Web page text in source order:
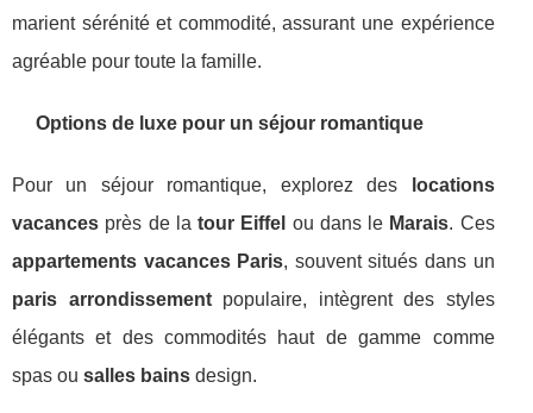
marient sérénité et commodité, assurant une expérience
agréable pour toute la famille.
Options de luxe pour un séjour romantique
Pour un séjour romantique, explorez des
locations
vacances près de latour Eiffel ou dans le Marais. Ces
appartements vacances Paris, souvent situés dans un
paris arrondissementpopulaire, intègrent des styles
élégants et des commodités haut de gamme comme
spas ou salles bains design.